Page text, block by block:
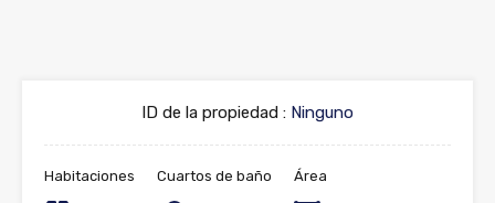
ID de la propiedad : Ninguno
Habitaciones Cuartos de baño Área